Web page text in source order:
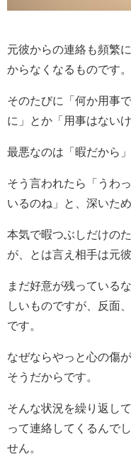
元彼からの連絡も頻繁
からなくなるものです。
そのたびに「何か用事
に」とか「用事はない
最悪なのは「暇だから
そう言われたら「うわ
いるのね」と、深いた
本気で暇つぶしだけの
が、とは言え相手は元彼
まだ好意が残っている
しいものですが、反面
です。
なぜならやっと心の傷
そうだからです。
そんな状況を繰り返し
って連絡してくるんで
せん。